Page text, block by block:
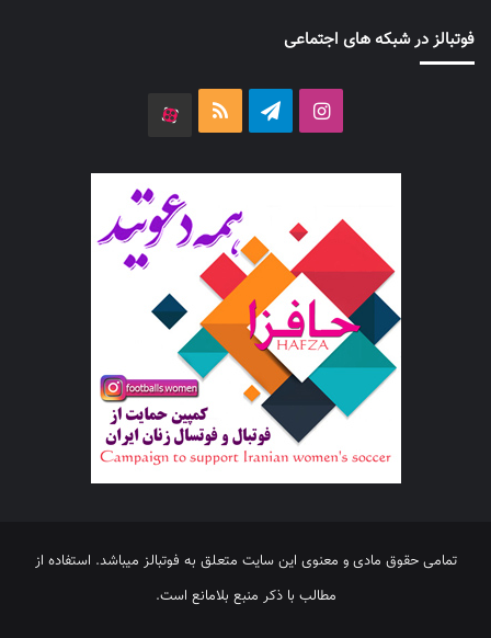
فوتبالز در شبکه های اجتماعی
اینستاگرامتلگرام خوراک
تمامی حقوق مادی و معنوی این سایت متعلق به فوتبالز میباشد. استفاده از
مطالب با ذکر منبع بلامانع است.